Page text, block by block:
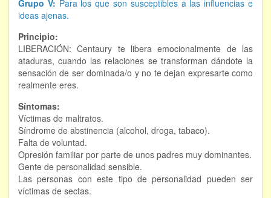
Sincroinducción. Entrenamiento mental
Hipnosis clínica
Hipnosis proyectiva
Hipnosis regresiva
Bioenergía. Sanación energética
Relajación y autoprotección
DESCARGAS
Grupo V: Para los que son susceptibles a las influencias e
ideas ajenas.
Principio:
LIBERACIÓN: Centaury te libera emocionalmente de las
ataduras, cuando las relaciones se transforman dándote la
sensación de ser dominada/o y no te dejan expresarte como
realmente eres.
Síntomas:
Víctimas de maltratos.
Síndrome de abstinencia (alcohol, droga, tabaco).
Falta de voluntad.
Opresión familiar por parte de unos padres muy dominantes.
Gente de personalidad sensible.
Las personas con este tipo de personalidad pueden ser
víctimas de sectas.